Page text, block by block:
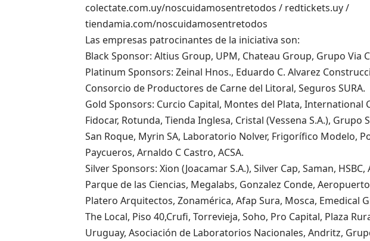
colectate.com.uy/noscuidamosentretodos / redtickets.uy /
tiendamia.com/noscuidamosentretodos
Las empresas patrocinantes de la iniciativa son:
Black Sponsor: Altius Group, UPM, Chateau Group, Grupo Via
Platinum Sponsors: Zeinal Hnos., Eduardo C. Alvarez
Consorcio de Productores de Carne del Litoral, Seguros SURA.
Gold Sponsors: Curcio Capital, Montes del Plata, International
Fidocar, Rotunda, Tienda Inglesa, Cristal (Vessena S.A.), Grupo
San Roque, Myrin SA, Laboratorio Nolver, Frigorífico Modelo,
Paycueros, Arnaldo C Castro, ACSA.
Silver Sponsors: Xion (Joacamar S.A.), Silver Cap, Saman,
Parque de las Ciencias, Megalabs, Gonzalez Conde,
Platero Arquitectos, Zonamérica, Afap Sura, Mosca, Emedical
The Local, Piso 40,Crufi, Torrevieja, Soho, Pro Capital, Plaza
Uruguay, Asociación de Laboratorios Nacionales, Andritz,